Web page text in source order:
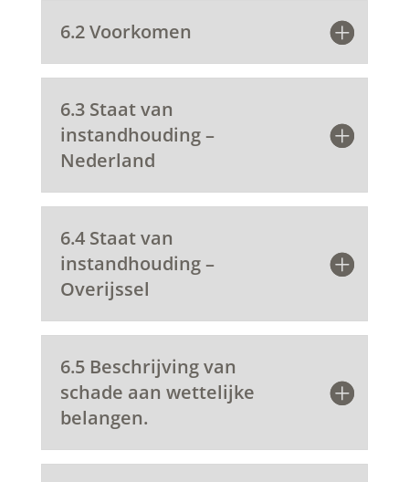
6.2 Voorkomen
6.3 Staat van
instandhouding –
Nederland
6.4 Staat van
instandhouding –
Overijssel
6.5 Beschrijving van
schade aan wettelijke
belangen.